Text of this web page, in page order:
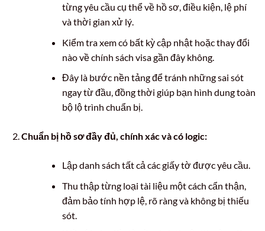
từng yêu cầu cụ thể về hồ sơ, điều kiện, lệ phí
và thời gian xử lý.
Kiểm tra xem có bất kỳ cập nhật hoặc thay đổi
nào về chính sách visa gần đây không.
Đây là bước nền tảng để tránh những sai sót
ngay từ đầu, đồng thời giúp bạn hình dung toàn
bộ lộ trình chuẩn bị.
Chuẩn bị hồ sơ đầy đủ, chính xác và có logic:
Lập danh sách tất cả các giấy tờ được yêu cầu.
Thu thập từng loại tài liệu một cách cẩn thận,
đảm bảo tính hợp lệ, rõ ràng và không bị thiếu
sót.